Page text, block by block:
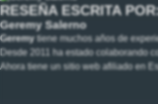
RESEÑA ESCRITA
Geremy Salerno
Geremytiene muchos años de
Desde 2011 ha estado colaborando
Ahora tiene un sitio web afiliado en